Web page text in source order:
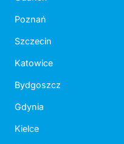
Poznań
Szczecin
Katowice
Bydgoszcz
Gdynia
Kielce